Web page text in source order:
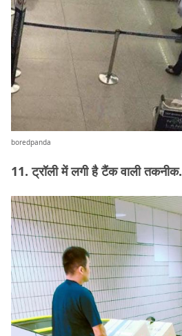
boredpanda
11. ट्रॉली में लगी है टैंक वाली तकनीक.